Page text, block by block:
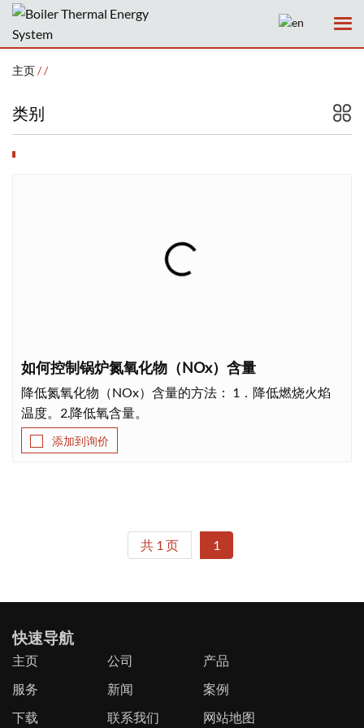
下载
联系我们
主页//
类别
如何控制锅炉氮氧化物（NOx）含量
降低氮氧化物（NOx）含量的方法： 1．降低燃烧火焰
温度。2.降低氧含量。
添加到询价
共 1 页 1
快速导航
主页 公司
产品
服务
新闻
案例
下载
联系我们 网站地图